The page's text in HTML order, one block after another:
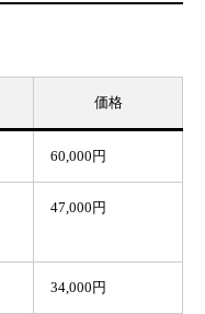
価格
60,000円
47,000円
34,000円